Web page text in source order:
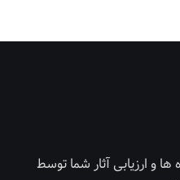
و ارزیابی آثار شما توسط